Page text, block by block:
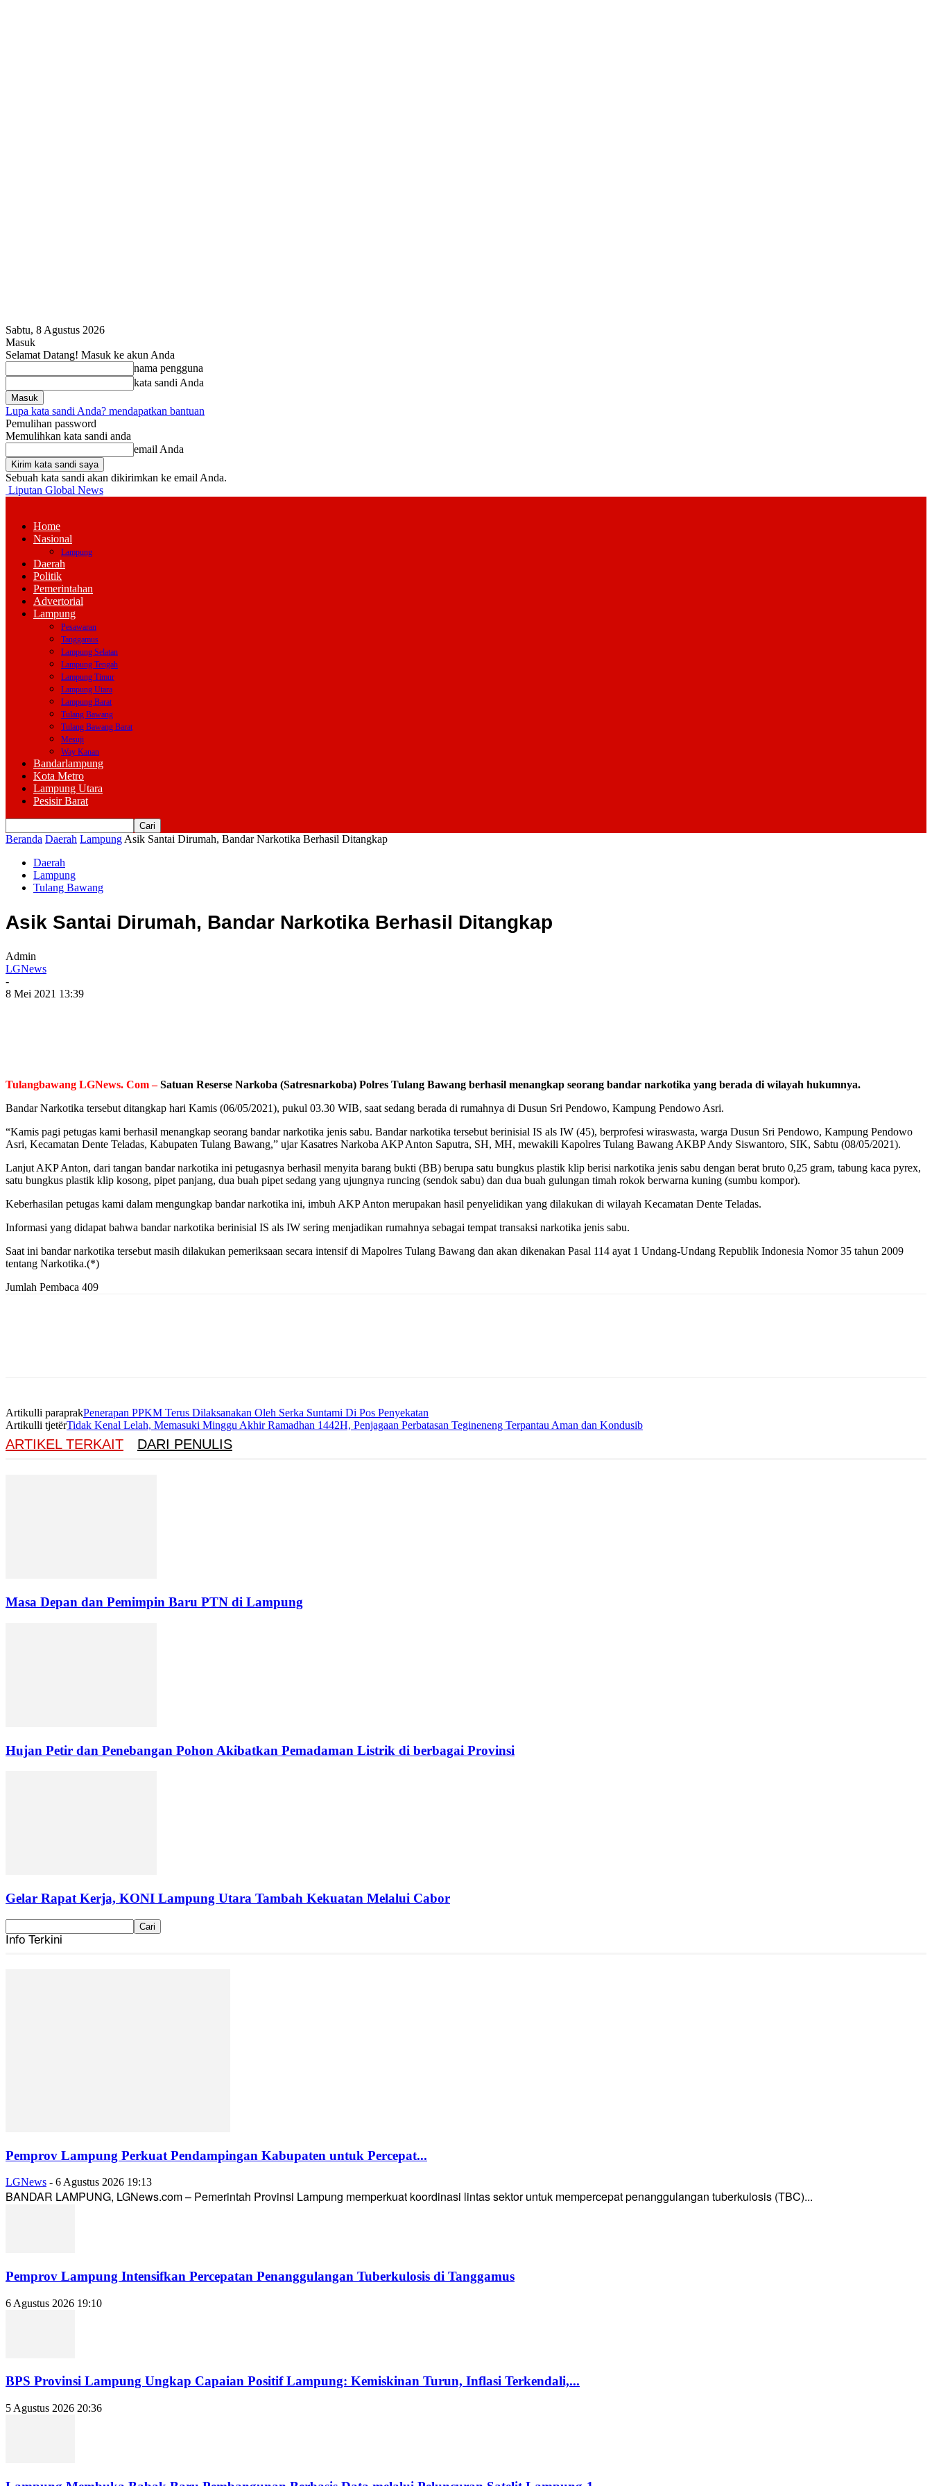
Sabtu, 8 Agustus 2026
Masuk
Selamat Datang! Masuk ke akun Anda
nama pengguna
kata sandi Anda
Lupa kata sandi Anda? mendapatkan bantuan
Pemulihan password
Memulihkan kata sandi anda
email Anda
Sebuah kata sandi akan dikirimkan ke email Anda.
Liputan Global News
Home
Nasional
Lampung
Daerah
Politik
Pemerintahan
Advertorial
Lampung
Pesawaran
Tanggamus
Lampung Selatan
Lampung Tengah
Lampung Timur
Lampung Utara
Lampung Barat
Tulang Bawang
Tulang Bawang Barat
Mesuji
Way Kanan
Bandarlampung
Kota Metro
Lampung Utara
Pesisir Barat
Beranda Daerah Lampung Asik Santai Dirumah, Bandar Narkotika Berhasil Ditangkap
Daerah
Lampung
Tulang Bawang
Asik Santai Dirumah, Bandar Narkotika Berhasil Ditangkap
Admin
LGNews
-
8 Mei 2021 13:39
Tulangbawang LGNews. Com –Satuan Reserse Narkoba (Satresnarkoba) Polres Tulang Bawang berhasil menangkap seorang bandar narkotika yang berada di wilayah hukumnya.
Bandar Narkotika tersebut ditangkap hari Kamis (06/05/2021), pukul 03.30 WIB, saat sedang berada di rumahnya di Dusun Sri Pendowo, Kampung Pendowo Asri.
“Kamis pagi petugas kami berhasil menangkap seorang bandar narkotika jenis sabu. Bandar narkotika tersebut berinisial IS als IW (45), berprofesi wiraswasta, warga Dusun Sri Pendowo, Kampung Pendowo
Asri, Kecamatan Dente Teladas, Kabupaten Tulang Bawang,” ujar Kasatres Narkoba AKP Anton Saputra, SH, MH, mewakili Kapolres Tulang Bawang AKBP Andy Siswantoro, SIK, Sabtu (08/05/2021).
Lanjut AKP Anton, dari tangan bandar narkotika ini petugasnya berhasil menyita barang bukti (BB) berupa satu bungkus plastik klip berisi narkotika jenis sabu dengan berat bruto 0,25 gram, tabung kaca pyrex,
satu bungkus plastik klip kosong, pipet panjang, dua buah pipet sedang yang ujungnya runcing (sendok sabu) dan dua buah gulungan timah rokok berwarna kuning (sumbu kompor).
Keberhasilan petugas kami dalam mengungkap bandar narkotika ini, imbuh AKP Anton merupakan hasil penyelidikan yang dilakukan di wilayah Kecamatan Dente Teladas.
Informasi yang didapat bahwa bandar narkotika berinisial IS als IW sering menjadikan rumahnya sebagai tempat transaksi narkotika jenis sabu.
Saat ini bandar narkotika tersebut masih dilakukan pemeriksaan secara intensif di Mapolres Tulang Bawang dan akan dikenakan Pasal 114 ayat 1 Undang-Undang Republik Indonesia Nomor 35 tahun 2009
tentang Narkotika.(*)
Jumlah Pembaca 409
Artikulli paraprakPenerapan PPKM Terus Dilaksanakan Oleh Serka Suntami Di Pos Penyekatan
Artikulli tjetërTidak Kenal Lelah, Memasuki Minggu Akhir Ramadhan 1442H, Penjagaan Perbatasan Tegineneng Terpantau Aman dan Kondusib
ARTIKEL TERKAIT DARI PENULIS
Masa Depan dan Pemimpin Baru PTN di Lampung
Hujan Petir dan Penebangan Pohon Akibatkan Pemadaman Listrik di berbagai Provinsi
Gelar Rapat Kerja, KONI Lampung Utara Tambah Kekuatan Melalui Cabor
Info Terkini
Pemprov Lampung Perkuat Pendampingan Kabupaten untuk Percepat...
LGNews - 6 Agustus 2026 19:13
BANDAR LAMPUNG, LGNews.com – Pemerintah Provinsi Lampung memperkuat koordinasi lintas sektor untuk mempercepat penanggulangan tuberkulosis (TBC)...
Pemprov Lampung Intensifkan Percepatan Penanggulangan Tuberkulosis di Tanggamus
6 Agustus 2026 19:10
BPS Provinsi Lampung Ungkap Capaian Positif Lampung: Kemiskinan Turun, Inflasi Terkendali,...
5 Agustus 2026 20:36